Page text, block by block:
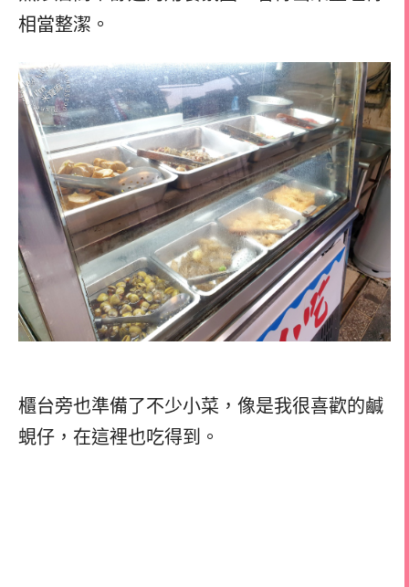
相當整潔。
櫃台旁也準備了不少小菜，像是我很喜歡的鹹
蜆仔，在這裡也吃得到。